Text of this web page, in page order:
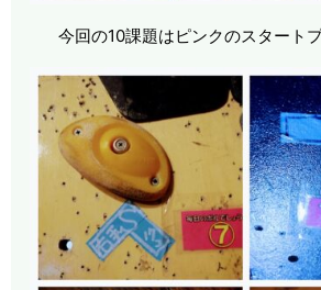
今回の10課題はピンクのスタート